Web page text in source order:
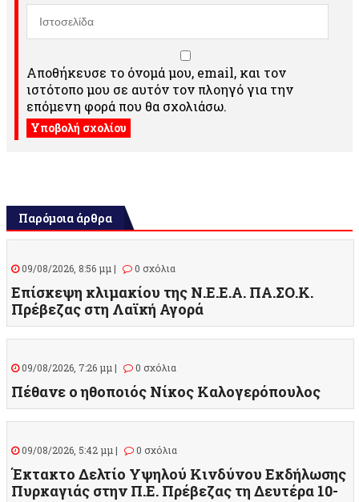
Αποθήκευσε το όνομά μου, email, και τον
ιστότοπο μου σε αυτόν τον πλοηγό για την
επόμενη φορά που θα σχολιάσω.
Παρόμοια άρθρα
09/08/2026, 8:56 μμ | 0 σχόλια
Επίσκεψη κλιμακίου της Ν.Ε.Ε.Α. ΠΑ.ΣΟ.Κ.
Πρέβεζας στη Λαϊκή Αγορά
09/08/2026, 7:26 μμ | 0 σχόλια
Πέθανε ο ηθοποιός Νίκος Καλογερόπουλος
09/08/2026, 5:42 μμ | 0 σχόλια
Έκτακτο Δελτίο Υψηλού Κινδύνου Εκδήλωσης
Πυρκαγιάς στην Π.Ε. Πρέβεζας τη Δευτέρα 10-